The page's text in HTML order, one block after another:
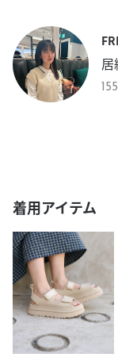
居
着用アイテム